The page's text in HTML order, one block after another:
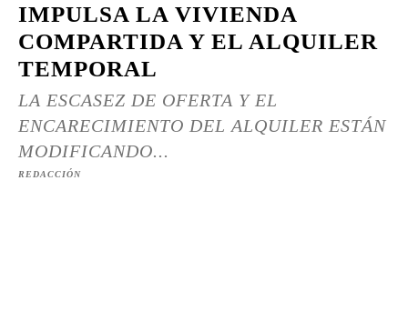
IMPULSA LA VIVIENDA
COMPARTIDA Y EL ALQUILER
TEMPORAL
LA ESCASEZ DE OFERTA Y EL
ENCARECIMIENTO DEL ALQUILER ESTÁN
MODIFICANDO...
REDACCIÓN